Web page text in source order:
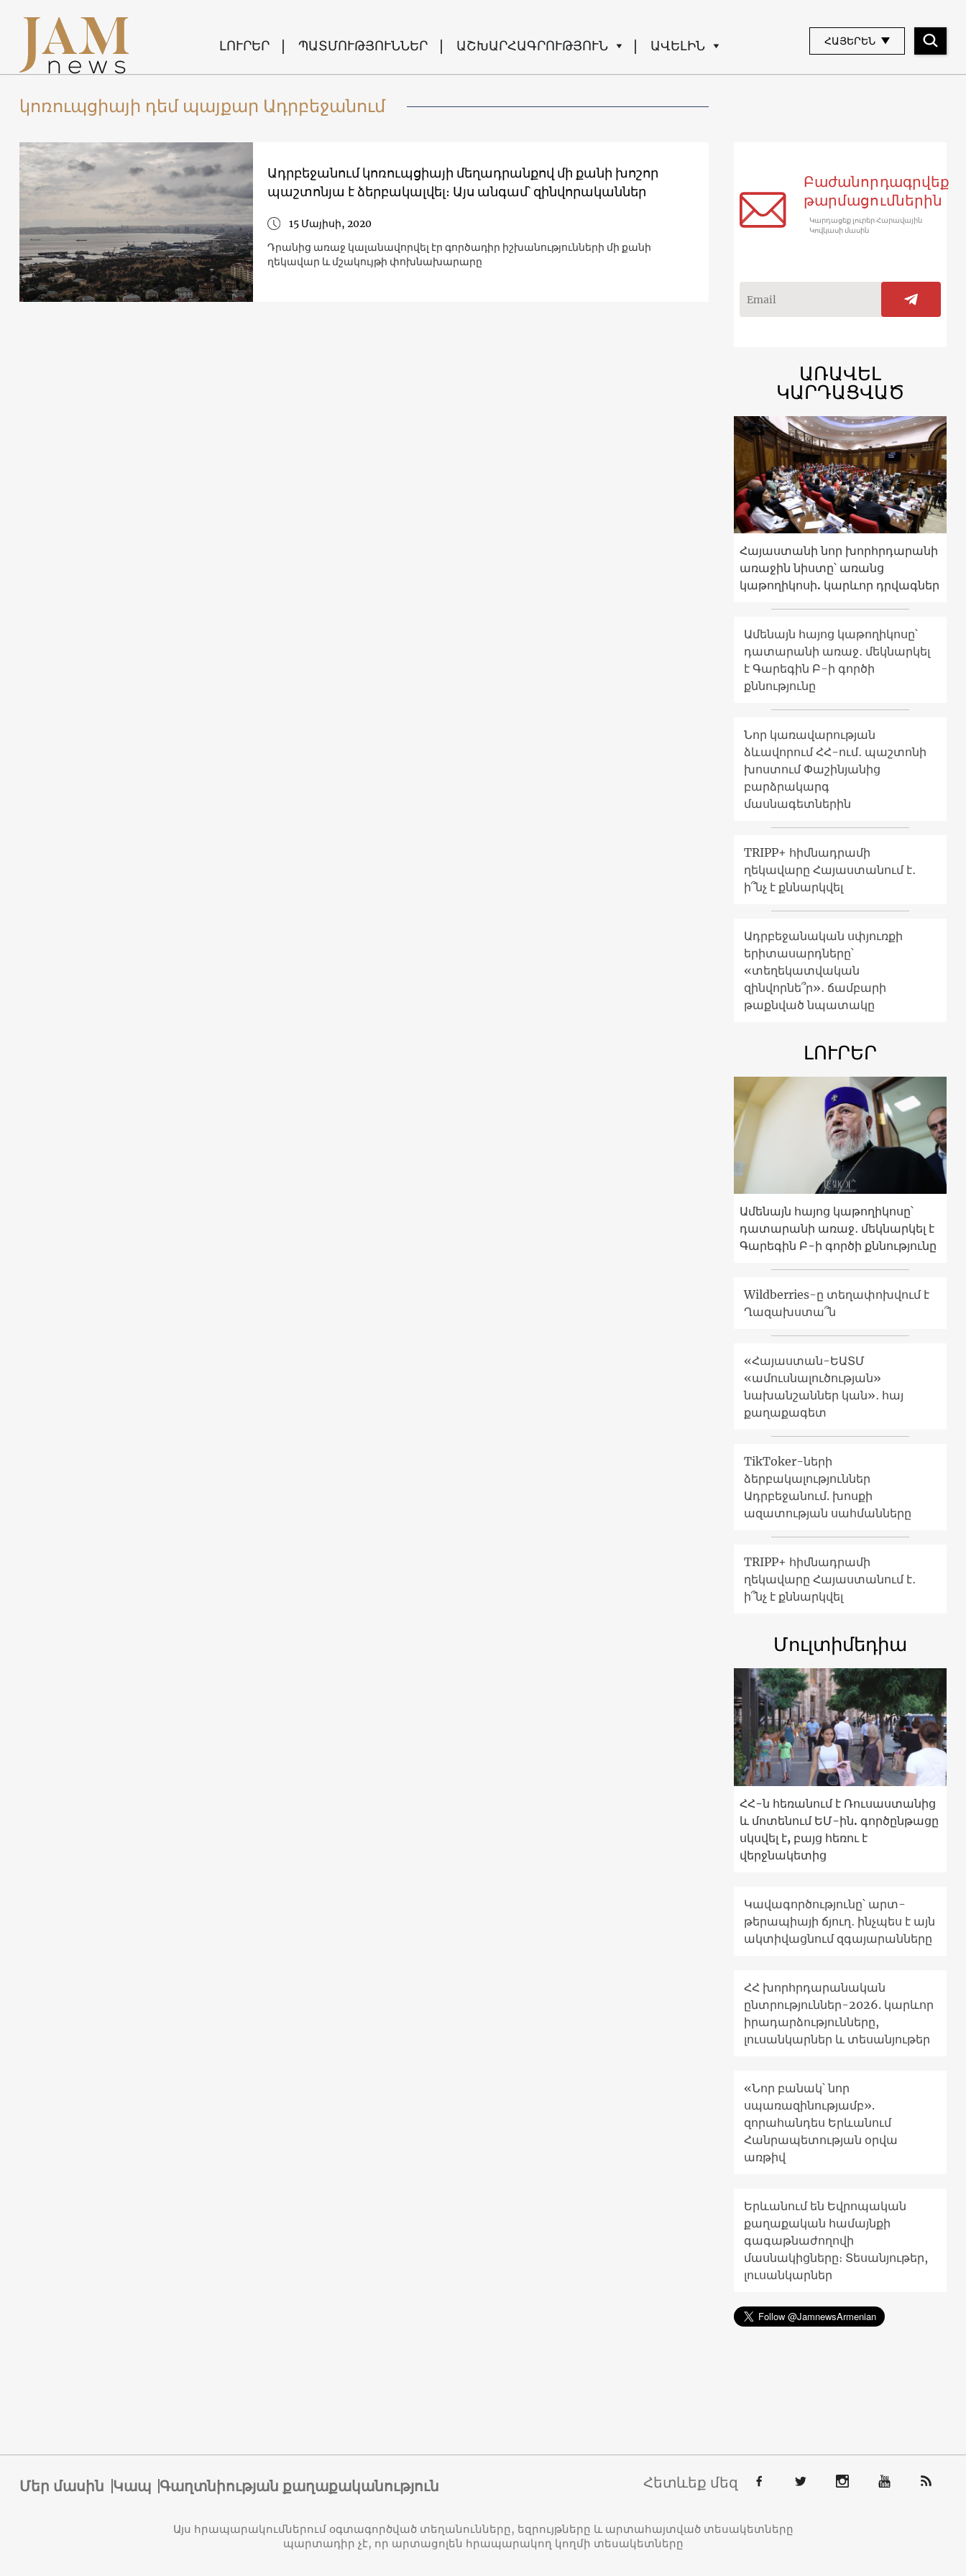
ԼՈՒՐԵՐ ՊԱՏՄՈՒԹՅՈՒՆՆԵՐ ԱՇԽԱՐՀԱԳՐՈՒԹՅՈՒՆ ԱՎԵԼԻՆ ՀԱՅԵՐԵՆ
կոռուպցիայի դեմ պայքար Ադրբեջանում
Ադրբեջանում կոռուպցիայի մեղադրանքով մի քանի խոշոր
պաշտոնյա է ձերբակալվել։ Այս անգամ՝ զինվորականներ
15 Մայիսի, 2020
Դրանից առաջ կալանավորվել էր գործադիր իշխանությունների մի քանի
ղեկավար և մշակույթի փոխնախարարը
Բաժանորդագրվեք
թարմացումներին
Կարդացեք լուրեր Հարավային
Կովկասի մասին
ԱՌԱՎԵԼ
ԿԱՐԴԱՑՎԱԾ
Հայաստանի նոր խորհրդարանի
առաջին նիստը՝ առանց
կաթողիկոսի. կարևոր դրվագներ
Ամենայն հայոց կաթողիկոսը՝
դատարանի առաջ․ մեկնարկել
է Գարեգին Բ-ի գործի
քննությունը
Նոր կառավարության
ձևավորում ՀՀ-ում․ պաշտոնի
խոստում Փաշինյանից
բարձրակարգ
մասնագետներին
TRIPP+ հիմնադրամի
ղեկավարը Հայաստանում է․
ի՞նչ է քննարկվել
Ադրբեջանական սփյուռքի
երիտասարդները՝
«տեղեկատվական
զինվորնե՞ր»․ ճամբարի
թաքնված նպատակը
ԼՈՒՐԵՐ
Ամենայն հայոց կաթողիկոսը՝
դատարանի առաջ․ մեկնարկել է
Գարեգին Բ-ի գործի քննությունը
Wildberries-ը տեղափոխվում է
Ղազախստա՞ն
«Հայաստան-ԵԱՏՄ
«ամուսնալուծության»
նախանշաններ կան»․ հայ
քաղաքագետ
TikToker-ների
ձերբակալություններ
Ադրբեջանում. խոսքի
ազատության սահմանները
TRIPP+ հիմնադրամի
ղեկավարը Հայաստանում է․
ի՞նչ է քննարկվել
Մուլտիմեդիա
ՀՀ-ն հեռանում է Ռուսաստանից
և մոտենում ԵՄ-ին. գործընթացը
սկսվել է, բայց հեռու է
վերջնակետից
Կավագործությունը՝ արտ-
թերապիայի ճյուղ․ ինչպես է այն
ակտիվացնում զգայարանները
ՀՀ խորհրդարանական
ընտրություններ-2026. կարևոր
իրադարձությունները,
լուսանկարներ և տեսանյութեր
«Նոր բանակ՝ նոր
սպառազինությամբ».
զորահանդես Երևանում
Հանրապետության օրվա
առթիվ
Երևանում են Եվրոպական
քաղաքական համայնքի
գագաթնաժողովի
մասնակիցները։ Տեսանյութեր,
լուսանկարներ
Մեր մասին Կապ Գաղտնիության քաղաքականություն Հետևեք մեզ
Այս հրապարակումներում օգտագործված տեղանունները, եզրույթները և արտահայտված տեսակետները
պարտադիր չէ, որ արտացոլեն հրապարակող կողմի տեսակետները